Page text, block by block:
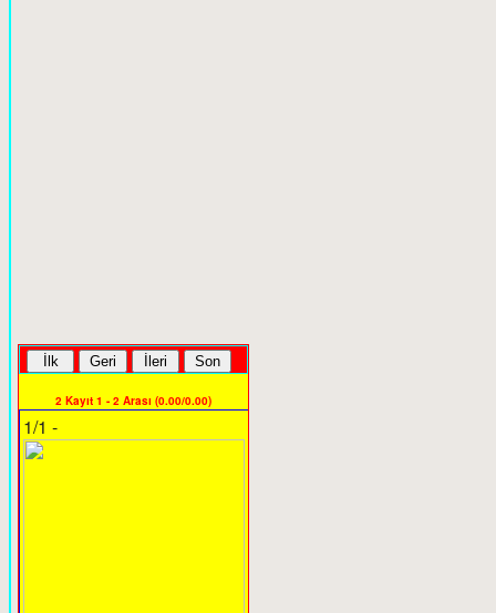
2 Kayıt 1 - 2 Arası (0.00/0.00)
1/1 -